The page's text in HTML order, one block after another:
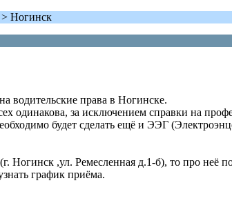
Ногинск
водительские права в Ногинске.
одинакова, за исключением справки на
будет сделать ещё и ЭЭГ
Ногинск ,ул. Ремесленная д.1-б), то про
график приёма.